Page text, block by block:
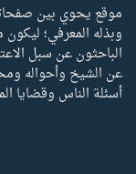
موقع يحوي بين
وبذله المعرفي؛ ليكون
الباحثون عن سبل
عن الشيخ وأحواله
أسئلة الناس وقضايا